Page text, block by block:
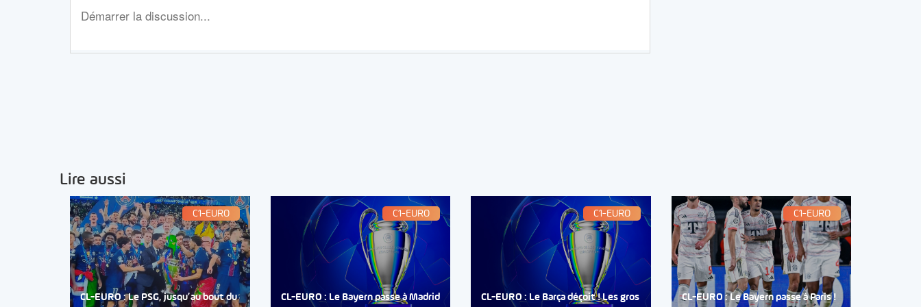
Lire aussi
C1-EURO
CL-EURO : Le PSG, jusqu’au bout du
C1-EURO
CL-EURO : Le Bayern passe à Madrid
C1-EURO
CL-EURO : Le Barça déçoit ! Les gros
C1-EURO
CL-EURO : Le Bayern passe à Paris !